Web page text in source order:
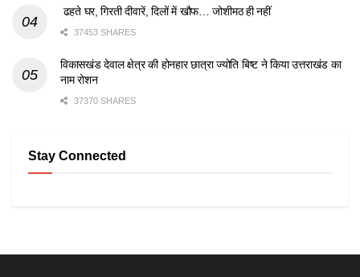
ढहते घर, गिरती दीवारें, दिलों में खौफ… जोशीमठ ही नहीं
37453 SHARES
विकासखंड देवाल क्षेत्र की होनहार छात्रा ज्योति बिष्ट ने किया उत्तराखंड का
नाम रोशन
37370 SHARES
Stay Connected